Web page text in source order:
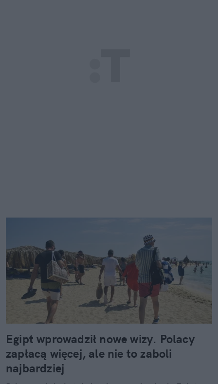
Egipt wprowadził nowe wizy. Polacy
zapłacą więcej, ale nie to zaboli
najbardziej